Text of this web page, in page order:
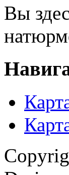
Вы